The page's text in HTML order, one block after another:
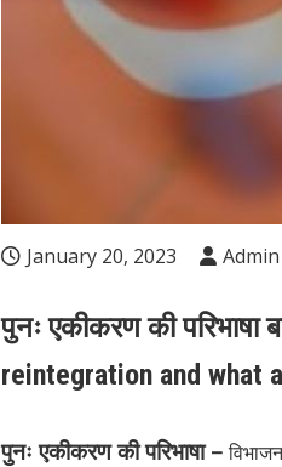
January 20, 2023 Admin
पुनः एकीकरण की
reintegration and what
पुनः एकीकरण की परिभाषा –